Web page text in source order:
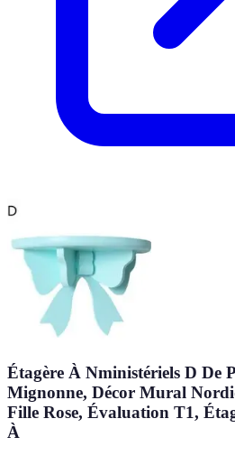
Étagère À Nministériels D De
Mignonne, Décor Mural
Fille Rose, Évaluation T1,
À